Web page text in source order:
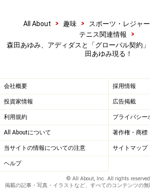
All About > 趣味 > スポーツ・レジャー
テニス関連情報
>
森田あゆみ、アディダスと「グローバル契
田あゆみ現る！
会社概要 採用情報
投資家情報 広告掲載
利用規約 プライバシー
All Aboutについて 著作権・商標
当サイトの情報についての注意 サイトマップ
ヘルプ
© All About, Inc. All rights
掲載の記事・写真・イラストなど、すべてのコンテンツの